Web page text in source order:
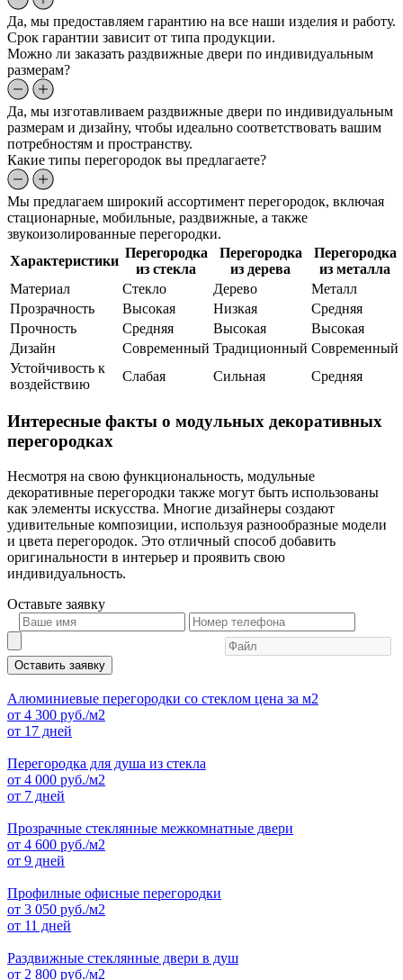
Да, мы предоставляем гарантию на все наши изделия и работу.
Срок гарантии зависит от типа продукции.
Можно ли заказать раздвижные двери по индивидуальным
размерам?
Да, мы изготавливаем раздвижные двери по индивидуальным
размерам и дизайну, чтобы идеально соответствовать вашим
потребностям и пространству.
Какие типы перегородок вы предлагаете?
Мы предлагаем широкий ассортимент перегородок, включая
стационарные, мобильные, раздвижные, а также
звукоизолированные перегородки.
Характеристики
Перегородка
из стекла
Перегородка
из дерева
Перегородка
из металла
Материал
Стекло Дерево
Металл
Прозрачность
Высокая Низкая
Средняя
Прочность
Средняя Высокая
Высокая
Дизайн
Современный Традиционный Современный
Устойчивость к
воздействию
Слабая Сильная Средняя
Интересные факты о модульных декоративных
перегородках
Несмотря на свою функциональность, модульные
декоративные перегородки также могут быть использованы
как элементы искусства. Многие дизайнеры создают
удивительные композиции, используя разнообразные модели
и цвета перегородок. Это отличный способ добавить
оригинальности в интерьер и проявить свою
индивидуальность.
Оставьте заявку
Оставить заявку
Алюминиевые перегородки со стеклом цена за м2
от 4 300 руб./м2
от 17 дней
Перегородка для душа из стекла
от 4 000 руб./м2
от 7 дней
Прозрачные стеклянные межкомнатные двери
от 4 600 руб./м2
от 9 дней
Профилные офисные перегородки
от 3 050 руб./м2
от 11 дней
Раздвижные стеклянные двери в душ
от 2 800 руб./м2